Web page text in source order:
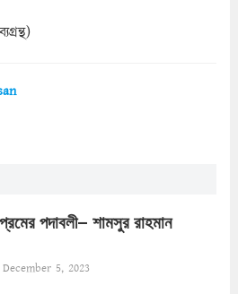
পদাবলী– শামসুর রাহমান
December 5, 2023